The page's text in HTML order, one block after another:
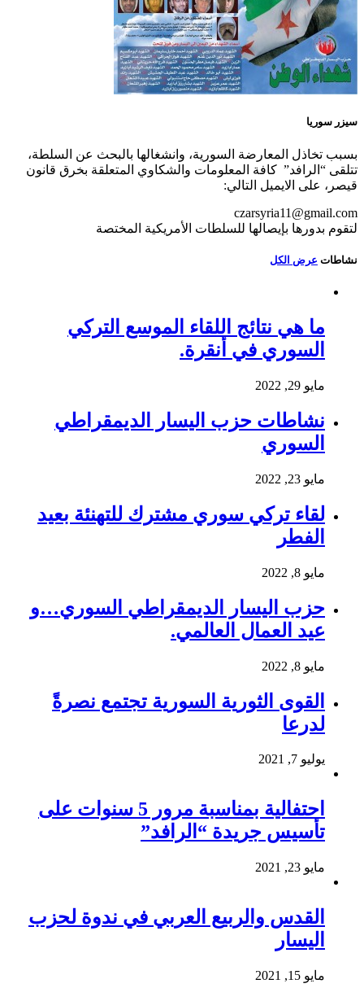
سيزر سوريا
بسبب تخاذل المعارضة السورية، وانشغالها بالبحث عن السلطة،
تتلقى “الرافد” كافة المعلومات والشكاوي المتعلقة بخرق قانون
قيصر، على الايميل التالي:
czarsyria11@gmail.com
لتقوم بدورها بإيصالها للسلطات الأمريكية المختصة
نشاطات عرض الكل
ما هي نتائج اللقاء الموسع التركي
السوري في أنقرة.
مايو 29, 2022
نشاطات حزب اليسار الديمقراطي
السوري
مايو 23, 2022
لقاء تركي سوري مشترك للتهنئة بعيد
الفطر
مايو 8, 2022
حزب اليسار الديمقراطي السوري…و
عيد العمال العالمي.
مايو 8, 2022
القوى الثورية السورية تجتمع نصرةً
لدرعا
يوليو 7, 2021
احتفالية بمناسبة مرور 5 سنوات على
تأسيس جريدة “الرافد”
مايو 23, 2021
القدس والربيع العربي في ندوة لحزب
اليسار
مايو 15, 2021